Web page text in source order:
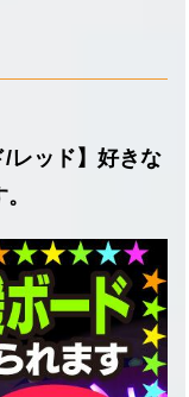
/レッド】好きな